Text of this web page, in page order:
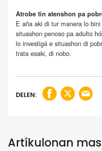
Atrobe tin atenshon pa
E aña aki di tur manera lo
situashon penoso pa adulto
lo investigá e situashon di
trata esaki, di nobo.
DELEN:
Artíkulonan